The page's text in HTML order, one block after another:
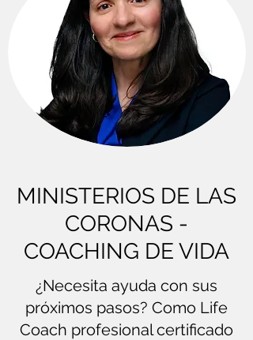
MINISTERIOS DE LAS
CORONAS -
COACHING DE VIDA
¿Necesita ayuda con sus
próximos pasos? Como Life
Coach profesional certificado